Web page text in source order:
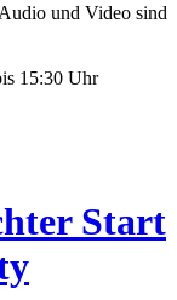
und Video sind
15:30 Uhr
Start